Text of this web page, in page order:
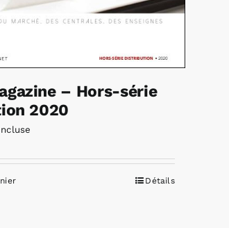
– Hors-série
2020
Détails